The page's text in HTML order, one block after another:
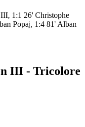
1:1 26' Christophe
Popaj, 1:4 81' Alban
III - Tricolore